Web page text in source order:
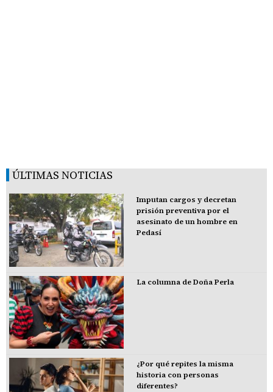
ÚLTIMAS NOTICIAS
Imputan cargos y decretan
prisión preventiva por el
asesinato de un hombre en
Pedasí
La columna de Doña Perla
¿Por qué repites la misma
historia con personas
diferentes?